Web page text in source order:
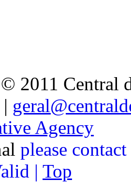
2011 Central
Agency
please
| Top